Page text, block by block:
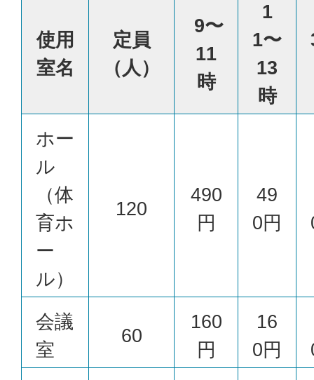
使用
室名
定員
（人）
9〜
11
時
1
1〜
13
時
ホー
ル
（体
育ホ
ー
ル）
120
490
円
49
0円
会議
室
60
160
円
16
0円